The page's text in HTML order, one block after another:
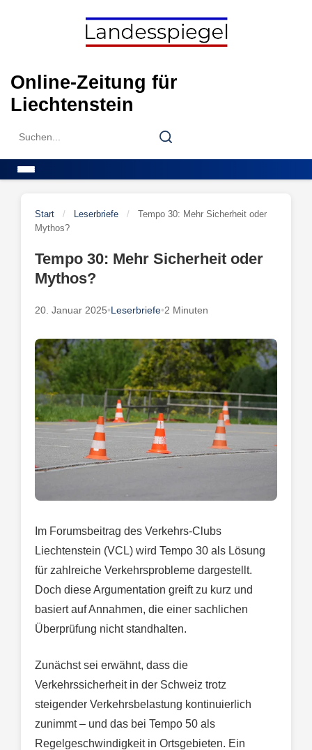
Online-Zeitung für
Liechtenstein
Search
Search
Start / Leserbriefe /
Tempo 30: Mehr Sicherheit oder
Mythos?
Tempo 30: Mehr Sicherheit oder
Mythos?
20. Januar 2025•Leserbriefe•2 Minuten
Im Forumsbeitrag des Verkehrs-Clubs
Liechtenstein (VCL) wird Tempo 30 als Lösung
für zahlreiche Verkehrsprobleme dargestellt.
Doch diese Argumentation greift zu kurz und
basiert auf Annahmen, die einer sachlichen
Überprüfung nicht standhalten.
Zunächst sei erwähnt, dass die
Verkehrssicherheit in der Schweiz trotz
steigender Verkehrsbelastung kontinuierlich
zunimmt – und das bei Tempo 50 als
Regelgeschwindigkeit in Ortsgebieten. Ein